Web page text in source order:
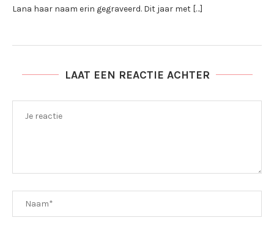
Lana haar naam erin gegraveerd. Dit jaar met […]
LAAT EEN REACTIE ACHTER